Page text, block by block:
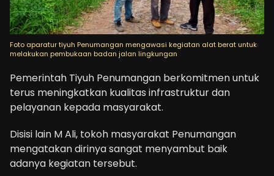
Foto aparatur tiyuh Penumangan mengawasi kegiatan alat berat untuk
melakukan pembukaan badan jalan lingkungan
Pemerintah Tiyuh Penumangan berkomitmen untuk
terus meningkatkan kualitas infrastruktur dan
pelayanan kepada masyarakat.
Disisi lain M Ali, tokoh masyarakat Penumangan
mengatakan dirinya sangat menyambut baik
adanya kegiatan tersebut.